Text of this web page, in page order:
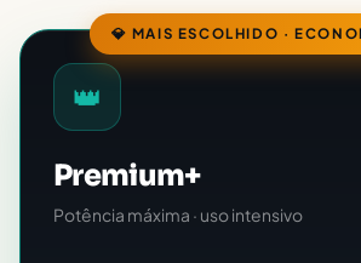
💎 MAIS ESCOLHIDO ·
👑
Premium+
Potência máxima · uso intensivo